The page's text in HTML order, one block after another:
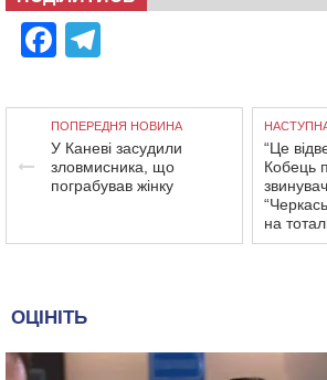
Facebook
ПОПЕРЕДНЯ НОВИНА
У Каневі засудили
зловмисника, що
пограбував жінку
“Це
Кобець
на